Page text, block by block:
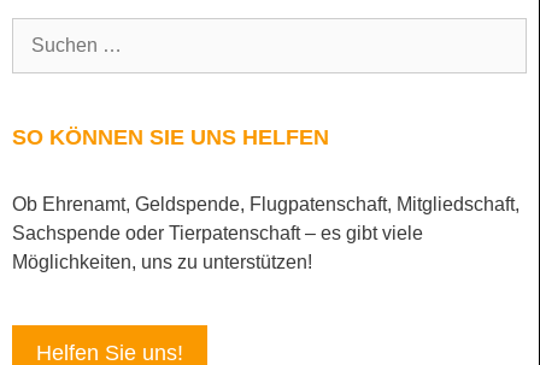
SO KÖNNEN SIE UNS HELFEN
Ob Ehrenamt, Geldspende, Flugpatenschaft, Mitgliedschaft,
Sachspende oder Tierpatenschaft – es gibt viele
Möglichkeiten, uns zu unterstützen!
Helfen Sie uns!